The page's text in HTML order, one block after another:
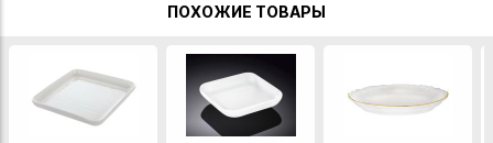
ПОХОЖИЕ ТОВАРЫ